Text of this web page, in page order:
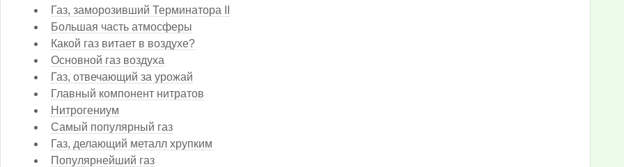
Газ, заморозивший Терминатора II
Большая часть атмосферы
Какой газ витает в воздухе?
Основной газ воздуха
Газ, отвечающий за урожай
Главный компонент нитратов
Нитрогениум
Самый популярный газ
Газ, делающий металл хрупким
Популярнейший газ